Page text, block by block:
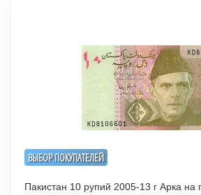
ВЫБОР ПОКУПАТЕЛЕЙ
Пакистан 10 рупий 2005-13 г Арка на горном перевале